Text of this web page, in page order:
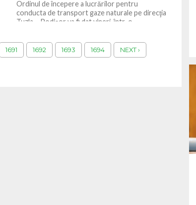
Ordinul de începere a lucrărilor pentru
conducta de transport gaze naturale pe direcţia
Tuzla – Podişor va fi dat vineri, într-o
1691 1692 1693 1694 NEXT ›